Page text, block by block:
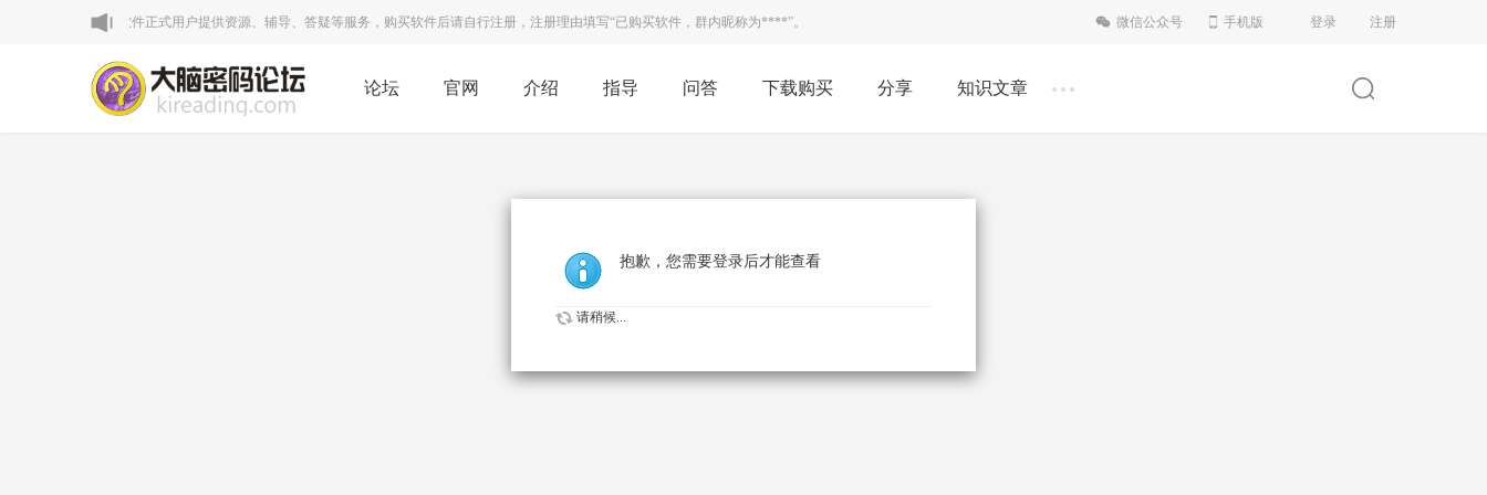
：本论坛VIP区为软件正式用户提供资源、辅导、答疑等服务，购买软件后请自行注册，注册理由填写“已购买软件，群内昵称为****”。 登录 注册
微信公众号 手机版
论坛 官网 介绍 指导 问答 下载购买 分享 知识文章 ...
抱歉，您需要登录后才能查看
请稍候...